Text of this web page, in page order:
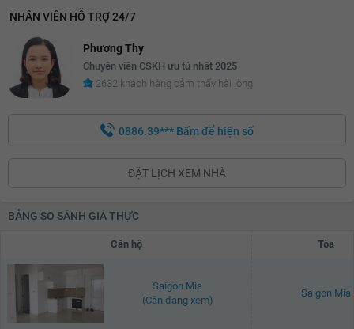
NHÂN VIÊN HỖ TRỢ 24/7
Phương Thy
Chuyên viên CSKH ưu tú nhất 2025
2632 khách hàng cảm thấy hài lòng
0886.39*** Bấm để hiện số
ĐẶT LỊCH XEM NHÀ
BẢNG SO SÁNH GIÁ THỰC
Căn hộ Tòa
Saigon Mia
(Căn đang xem)
Saigon Mia